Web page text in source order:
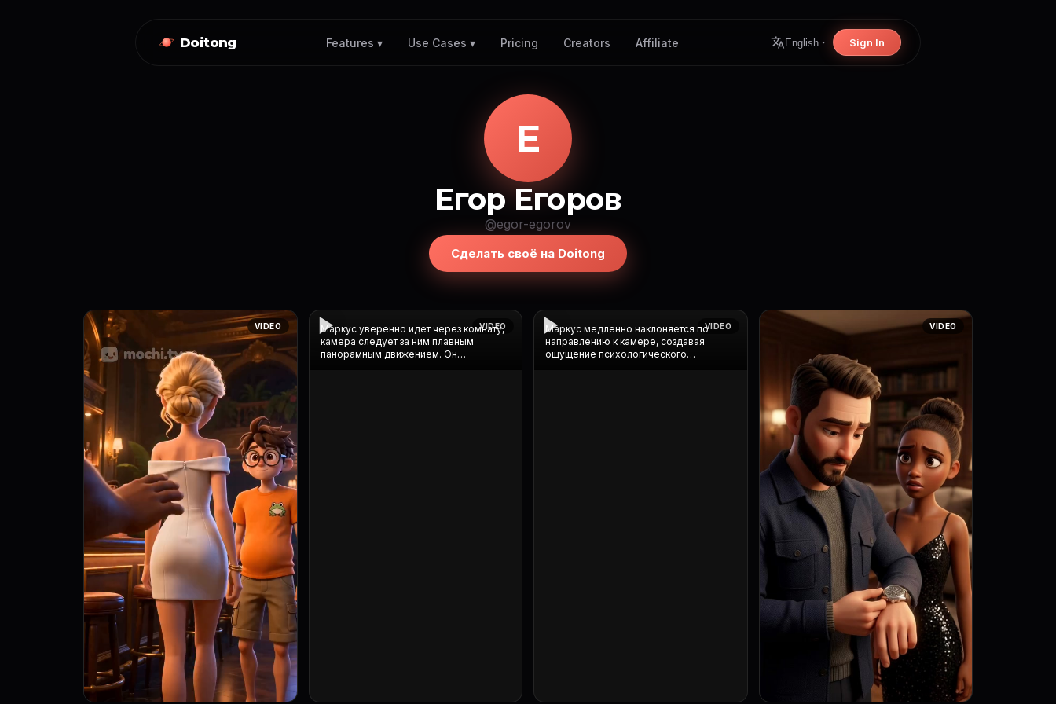
Doitong Features ▾ Use Cases ▾ Pricing Creators Affiliate English Sign In
Е
Егор Егоров
@egor-egorov
Сделать своё на Doitong
VIDEO VIDEO
Маркус уверенно идет через комнату,
камера следует за ним плавным
панорамным движением. Он
VIDEO
Маркус медленно наклоняется по
направлению к камере, создавая
ощущение психологического
VIDEO